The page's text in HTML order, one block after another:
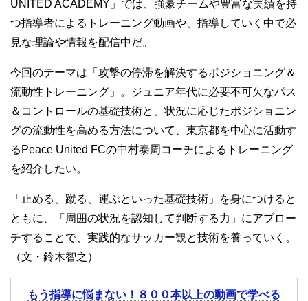
UNITED ACADEMY」 では、強豪チームや豊富な実績を持
つ指導者によるトレーニング動画や、指導していく中で必
見な理論や情報を配信中だ。
今回のテーマは「攻撃の停滞を解決するポジショニング＆
流動性トレーニング」。ジュニア年代に必要不可欠なパス
＆コントロールの基礎技術と、状況に応じたポジショニン
グの流動性を高める方法について、東京都を中心に活動す
るPeace United FCの中村泰周コーチによるトレーニング
を紹介したい。
「止める、蹴る、運ぶといった基礎技術」を身につけると
ともに、「周囲の状況を認知して判断する力」にアプロー
チすることで、実践的なサッカー観と技術を養っていく。
（文・鈴木智之）
もう指導に悩まない！８００本以上の動画で学べる